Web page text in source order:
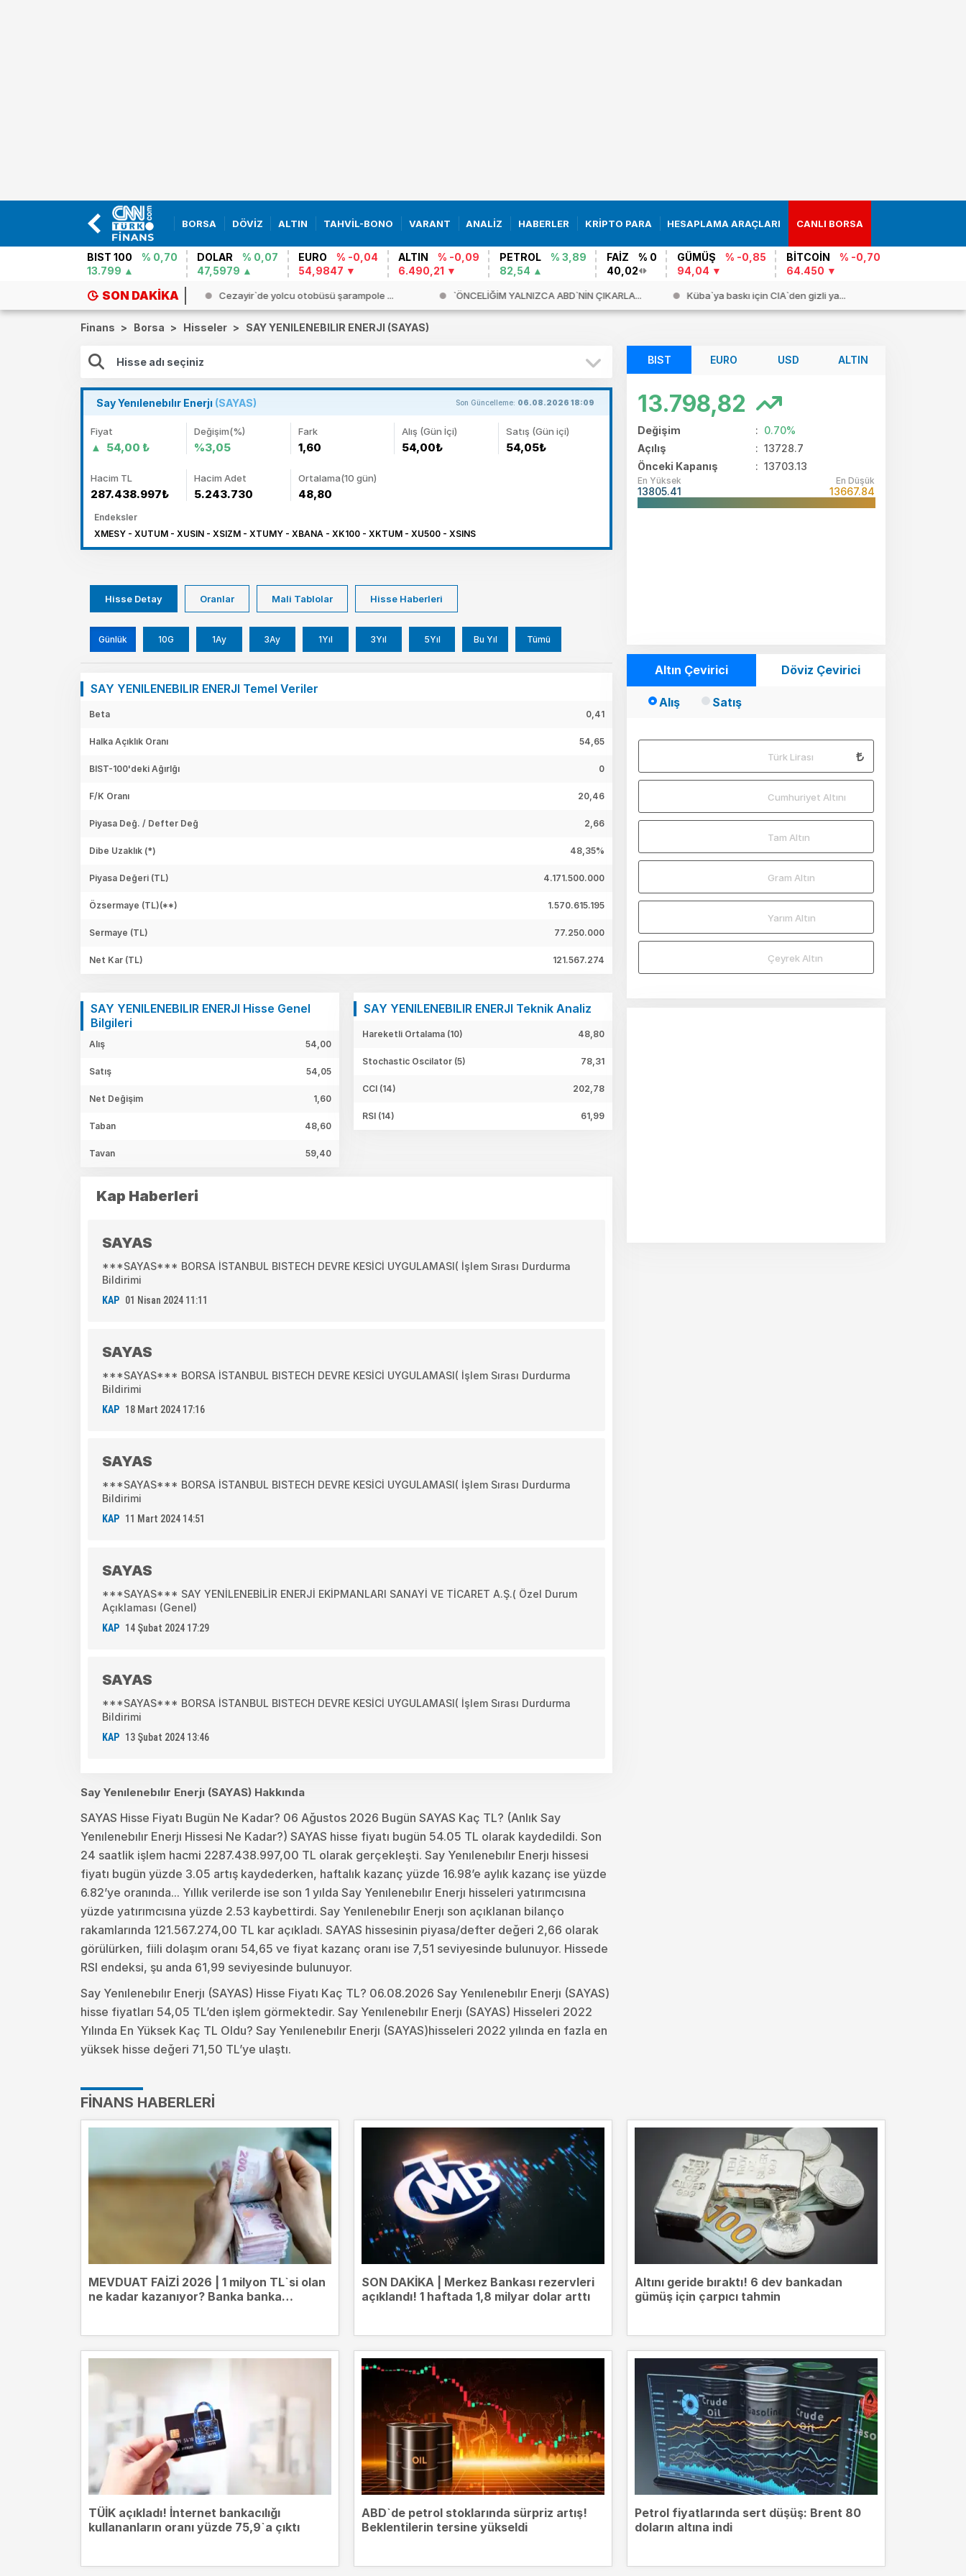
BORSA DÖVİZ ALTIN TAHVİL-BONO VARANT ANALİZ HABERLER KRİPTO PARA HESAPLAMA ARAÇLARI CANLI BORSA
BIST 100
% 0,70
13.799
DOLAR
% 0,07
47,5979
EURO
% -0,04
54,9847
ALTIN
% -0,09
6.490,21
PETROL
% 3,89
82,54
FAİZ
% 0
40,02
GÜMÜŞ
% -0,85
94,04
BİTCOİN
% -0,70
64.450
SON DAKIKA
araştırmacıdan yeni Gazze ... Cezayir`de yolcu otobüsü şarampole ... `ÖNCELİĞİM YALNIZCA ABD`NİN ÇIKARLA... Küba`ya baskı için CIA`den gizli ya...
Finans > Borsa > Hisseler > SAY YENILENEBILIR ENERJI (SAYAS)
Say Yenılenebılır Enerjı (SAYAS) Son Güncelleme: 06.08.2026 18:09
Fiyat
54,00 ₺
Değişim(%)
%3,05
Fark
1,60
Alış (Gün İçi)
54,00₺
Satış (Gün içi)
54,05₺
Hacim TL
287.438.997₺
Hacim Adet
5.243.730
Ortalama(10 gün)
48,80
Endeksler
XMESY - XUTUM - XUSIN - XSIZM - XTUMY - XBANA - XK100 - XKTUM - XU500 - XSINS
Hisse Detay Oranlar Mali Tablolar Hisse Haberleri
Günlük 10G 1Ay 3Ay 1Yıl 3Yıl 5Yıl Bu Yıl Tümü
SAY YENILENEBILIR ENERJI Temel Veriler
Beta 0,41
Halka Açıklık Oranı 54,65
BIST-100'deki Ağırlğı 0
F/K Oranı 20,46
Piyasa Değ. / Defter Değ 2,66
Dibe Uzaklık (*) 48,35%
Piyasa Değeri (TL) 4.171.500.000
Özsermaye (TL)(**) 1.570.615.195
Sermaye (TL) 77.250.000
Net Kar (TL) 121.567.274
SAY YENILENEBILIR ENERJI Hisse Genel
Bilgileri
Alış 54,00
Satış 54,05
Net Değişim 1,60
Taban 48,60
Tavan 59,40
SAY YENILENEBILIR ENERJI Teknik Analiz
Hareketli Ortalama (10) 48,80
Stochastic Oscilator (5) 78,31
CCI (14) 202,78
RSI (14) 61,99
Kap Haberleri
SAYAS
***SAYAS*** BORSA İSTANBUL BISTECH DEVRE KESİCİ UYGULAMASI( İşlem Sırası Durdurma
Bildirimi
KAP 01 Nisan 2024 11:11
SAYAS
***SAYAS*** BORSA İSTANBUL BISTECH DEVRE KESİCİ UYGULAMASI( İşlem Sırası Durdurma
Bildirimi
KAP 18 Mart 2024 17:16
SAYAS
***SAYAS*** BORSA İSTANBUL BISTECH DEVRE KESİCİ UYGULAMASI( İşlem Sırası Durdurma
Bildirimi
KAP 11 Mart 2024 14:51
SAYAS
***SAYAS*** SAY YENİLENEBİLİR ENERJİ EKİPMANLARI SANAYİ VE TİCARET A.Ş.( Özel Durum
Açıklaması (Genel)
KAP 14 Şubat 2024 17:29
SAYAS
***SAYAS*** BORSA İSTANBUL BISTECH DEVRE KESİCİ UYGULAMASI( İşlem Sırası Durdurma
Bildirimi
KAP 13 Şubat 2024 13:46
Say Yenılenebılır Enerjı (SAYAS) Hakkında
SAYAS Hisse Fiyatı Bugün Ne Kadar? 06 Ağustos 2026 Bugün SAYAS Kaç TL? (Anlık Say
Yenılenebılır Enerjı Hissesi Ne Kadar?) SAYAS hisse fiyatı bugün 54.05 TL olarak kaydedildi. Son
24 saatlik işlem hacmi 2287.438.997,00 TL olarak gerçekleşti. Say Yenılenebılır Enerjı hissesi
fiyatı bugün yüzde 3.05 artış kaydederken, haftalık kazanç yüzde 16.98’e aylık kazanç ise yüzde
6.82’ye oranında... Yıllık verilerde ise son 1 yılda Say Yenılenebılır Enerjı hisseleri yatırımcısına
yüzde yatırımcısına yüzde 2.53 kaybettirdi. Say Yenılenebılır Enerjı son açıklanan bilanço
rakamlarında 121.567.274,00 TL kar açıkladı. SAYAS hissesinin piyasa/defter değeri 2,66 olarak
görülürken, fiili dolaşım oranı 54,65 ve fiyat kazanç oranı ise 7,51 seviyesinde bulunuyor. Hissede
RSI endeksi, şu anda 61,99 seviyesinde bulunuyor.
Say Yenılenebılır Enerjı (SAYAS) Hisse Fiyatı Kaç TL? 06.08.2026 Say Yenılenebılır Enerjı (SAYAS)
hisse fiyatları 54,05 TL’den işlem görmektedir. Say Yenılenebılır Enerjı (SAYAS) Hisseleri 2022
Yılında En Yüksek Kaç TL Oldu? Say Yenılenebılır Enerjı (SAYAS)hisseleri 2022 yılında en fazla en
yüksek hisse değeri 71,50 TL’ye ulaştı.
BIST EURO USD ALTIN
13.798,82
Değişim : 0.70%
Açılış
: 13728.7
Önceki Kapanış
: 13703.13
En Yüksek
13805.41
En Düşük
13667.84
Altın Çevirici Döviz Çevirici
Alış Satış
Türk Lirası
Cumhuriyet Altını
Tam Altın
Gram Altın
Yarım Altın
Çeyrek Altın
FINANS HABERLERI
MEVDUAT FAİZİ 2026 | 1 milyon TL`si olan
ne kadar kazanıyor? Banka banka
SON DAKİKA | Merkez Bankası rezervleri
açıklandı! 1 haftada 1,8 milyar dolar arttı
Altını geride bıraktı! 6 dev bankadan
gümüş için çarpıcı tahmin
TÜİK açıkladı! İnternet bankacılığı
kullananların oranı yüzde 75,9`a çıktı
ABD`de petrol stoklarında sürpriz artış!
Beklentilerin tersine yükseldi
Petrol fiyatlarında sert düşüş: Brent 80
doların altına indi